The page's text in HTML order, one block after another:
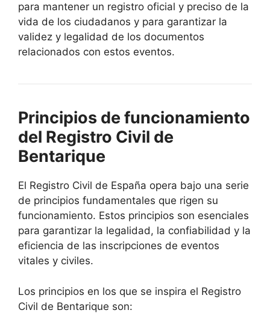
para mantener un registro oficial y preciso de la
vida de los ciudadanos y para garantizar la
validez y legalidad de los documentos
relacionados con estos eventos.
Principios de funcionamiento
del Registro Civil de
Bentarique
El Registro Civil de España opera bajo una serie
de principios fundamentales que rigen su
funcionamiento. Estos principios son esenciales
para garantizar la legalidad, la confiabilidad y la
eficiencia de las inscripciones de eventos
vitales y civiles.
Los principios en los que se inspira el Registro
Civil de Bentarique son: